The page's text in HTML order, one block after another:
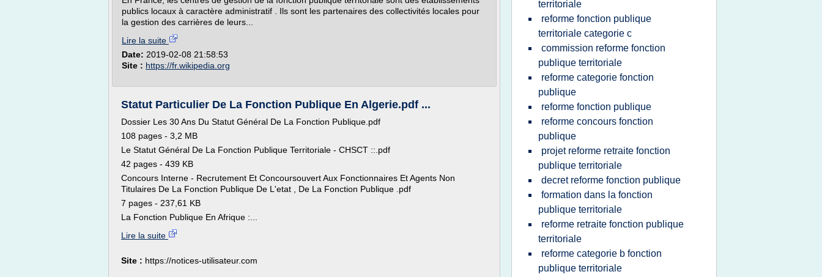
publics locaux à caractère administratif . Ils sont les partenaires des collectivités locales pour
la gestion des carrières de leurs...
Lire la suite
Date: 2019-02-08 21:58:53
Site : https://fr.wikipedia.org
Statut Particulier De La Fonction Publique En Algerie.pdf ...
Dossier Les 30 Ans Du Statut Général De La Fonction Publique.pdf
108 pages - 3,2 MB
Le Statut Général De La Fonction Publique Territoriale - CHSCT ::.pdf
42 pages - 439 KB
Concours Interne - Recrutement Et Concoursouvert Aux Fonctionnaires Et Agents Non
Titulaires De La Fonction Publique De L'etat , De La Fonction Publique .pdf
7 pages - 237,61 KB
La Fonction Publique En Afrique :...
Lire la suite
Site : https://notices-utilisateur.com
territoriale
reforme fonction publique
territoriale categorie c
commission reforme fonction
publique territoriale
reforme categorie fonction
publique
reforme fonction publique
reforme concours fonction
publique
projet reforme retraite fonction
publique territoriale
decret reforme fonction publique
formation dans la fonction
publique territoriale
reforme retraite fonction publique
territoriale
reforme categorie b fonction
publique territoriale